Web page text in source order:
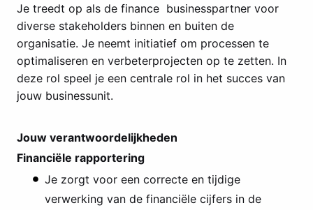
Je treedt op als de finance businesspartner voor
diverse stakeholders binnen en buiten de
organisatie. Je neemt initiatief om processen te
optimaliseren en verbeterprojecten op te zetten. In
deze rol speel je een centrale rol in het succes van
jouw businessunit.
Jouw verantwoordelijkheden
Financiële rapportering
Je zorgt voor een correcte en tijdige
verwerking van de financiële cijfers in de